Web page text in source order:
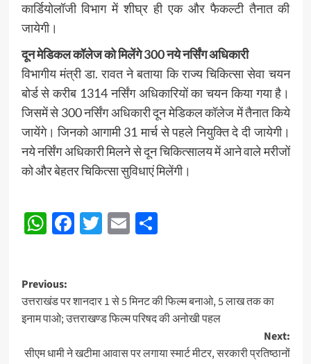
कार्डियोलॉजी विभाग में शीघ्र ही एक और फैकल्टी तैनात की
जायेगी।
दून मेडिकल कॉलेज को मिलेंगे 300 नये नर्सिंग अधिकारी
विभागीय मंत्री डा. रावत ने बताया कि राज्य चिकित्सा सेवा चयन
बोर्ड से करीब 1314 नर्सिंग अधिकारियों का चयन किया गया है।
जिसमें से 300 नर्सिंग अधिकारी दून मेडिकल कॉलेज में तैनात किये
जायेंगे। जिनको आगामी 31 मार्च से पहले नियुक्ति दे दी जायेगी।
नये नर्सिंग अधिकारी मिलने से दून चिकित्सालय में आने वाले मरीजों
को और बेहतर चिकित्सा सुविधाएं मिलेंगी।
Post
Navigation
WhatsApp
Facebook
Twitter
EmailShare
Post
navigation
Previous:
उत्तराखंड पर शानदार 1 से 5 मिनट की फिल्म बनाओ, 5 लाख तक का
इनाम पाओ; उत्तराखण्ड फिल्म परिषद की अनोखी पहल
Next:
सीएम धामी ने खटीमा आवास पर लगाया स्मार्ट मीटर, सरकारी प्रतिष्ठानों